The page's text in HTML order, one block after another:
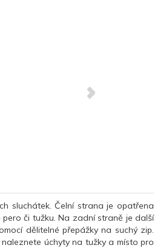
sluchátek. Čelní strana je opatřena
či tužku. Na zadní straně je další
dělitelné přepážky na suchý zip.
úchyty na tužky a místo pro